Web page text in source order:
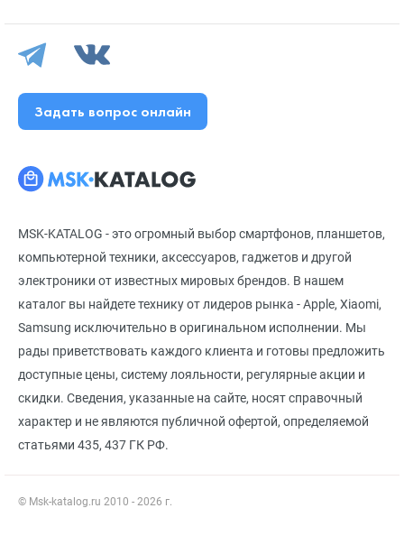
MSK-KATALOG - это огромный выбор смартфонов, планшетов,
компьютерной техники, аксессуаров, гаджетов и другой
электроники от известных мировых брендов. В нашем
каталог вы найдете технику от лидеров рынка - Apple, Xiaomi,
Samsung исключительно в оригинальном исполнении. Мы
рады приветствовать каждого клиента и готовы предложить
доступные цены, систему лояльности, регулярные акции и
скидки. Сведения, указанные на сайте, носят справочный
характер и не являются публичной офертой, определяемой
статьями 435, 437 ГК РФ.
© Msk-katalog.ru 2010 - 2026 г.
Задать вопрос онлайн